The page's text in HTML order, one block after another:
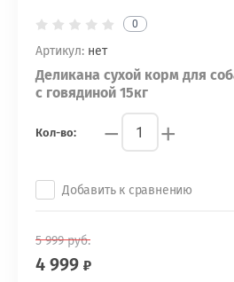
0
Артикул: нет
Деликана сухой корм для
с говядиной 15кг
Кол-во: − +
Добавить к сравнению
5 999руб.
4 999